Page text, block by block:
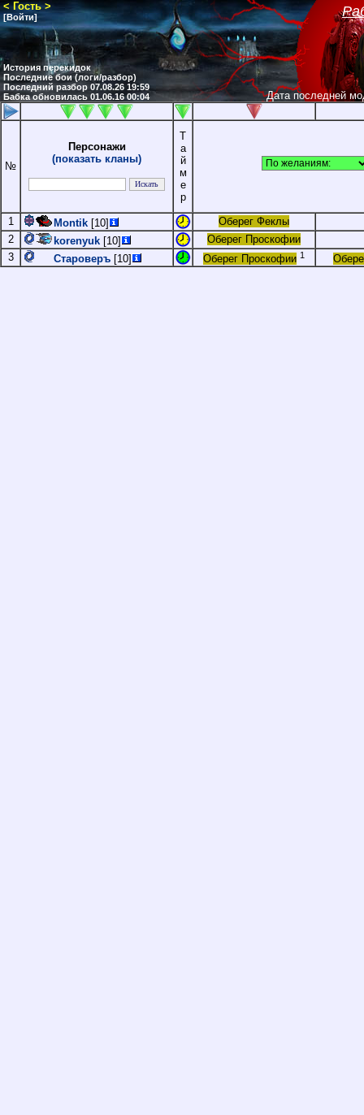
< Гость >
[Войти]
История перекидок
Последние бои (логи/разбор)
Последний разбор 07.08.26 19:59
Бабка обновилась 01.06.16 00:04
Дата последней
№
Персонажи
(показать кланы)
Т
а
й
м
е
р
1
Montik [10]
Оберег Феклы
2
korenyuk [10]
Оберег Проскофии
3
Староверъ [10] Оберег Проскофии 1